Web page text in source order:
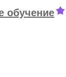
обучение